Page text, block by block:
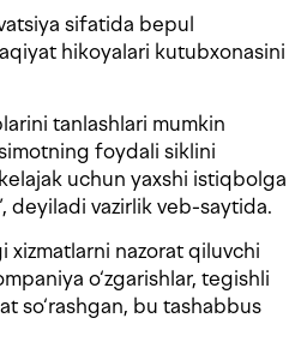
sifatida bepul
hikoyalari kutubxonasini
tanlashlari mumkin
foydali siklini
uchun yaxshi istiqbolga
deyiladi vazirlik veb-saytida.
xizmatlarni nazorat qiluvchi
o‘zgarishlar, tegishli
so‘rashgan, bu tashabbus